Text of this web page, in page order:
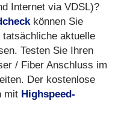
Internet via VDSL)?
können Sie
aktuelle
Testen Sie Ihren
/ Fiber Anschluss im
Der kostenlose
mit Highspeed-